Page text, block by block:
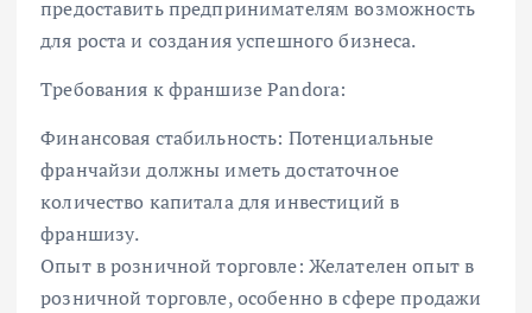
предоставить предпринимателям возможность
для роста и создания успешного бизнеса.
Требования к франшизе Pandora:
Финансовая стабильность: Потенциальные
франчайзи должны иметь достаточное
количество капитала для инвестиций в
франшизу.
Опыт в розничной торговле: Желателен опыт в
розничной торговле, особенно в сфере продажи